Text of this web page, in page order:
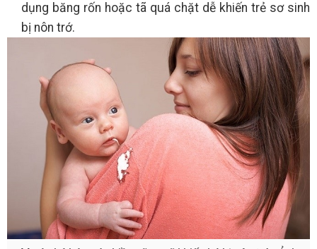
dụng băng rốn hoặc tã quá chặt dễ khiến trẻ sơ sinh
bị nôn trớ.